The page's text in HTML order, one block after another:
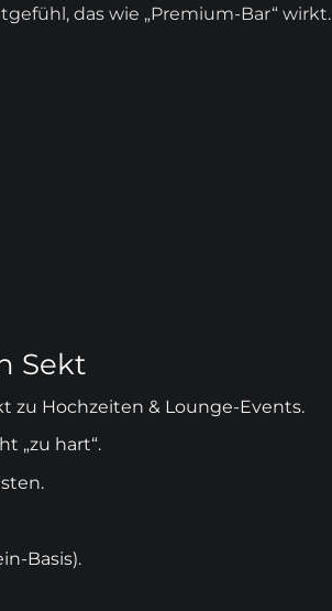
das wie „Premium-Bar“ wirkt.
Sekt
zu Hochzeiten & Lounge-Events.
„zu hart“.
Basis).